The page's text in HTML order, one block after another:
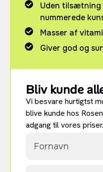
Uden tilsætning
nummerede
Masser af
Giver god og
Bliv kunde
Vi besvare hurtigtst
blive kunde hos
adgang til vores priser.